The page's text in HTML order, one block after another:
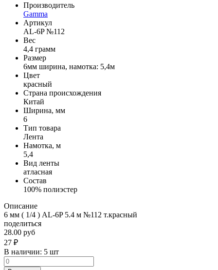
Производитель
Gamma
Артикул
AL-6P №112
Вес
4,4 грамм
Размер
6мм ширина, намотка: 5,4м
Цвет
красный
Страна происхождения
Китай
Ширина, мм
6
Тип товара
Лента
Намотка, м
5,4
Вид ленты
атласная
Состав
100% полиэстер
Описание
6 мм ( 1/4 ) AL-6P 5.4 м №112 т.красный
поделиться
28.00 руб
27 ₽
В наличии: 5 шт